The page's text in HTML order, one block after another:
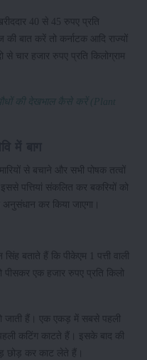
40 से 45 रुपए प्रति
बात करें तो कर्नाटक आदि राज्यों
चार हजार रुपए प्रति किलोग्राम
पौधों की देखभाल कैसे करें (Plant
से बचाने और सभी पोषक तत्वों
पत्तियां संकलित कर बकरियों को
कर किया जाएगा।
सिंह बताते हैं कि पीकेएम 1 पत्ती वाली
पीसकर एक हजार रुपए प्रति किलो
जाती हैं। एक एकड़ में सबसे पहली
कटिंग काटते हैं। इसके बाद की
छोड़ कर काट लेते हैं।